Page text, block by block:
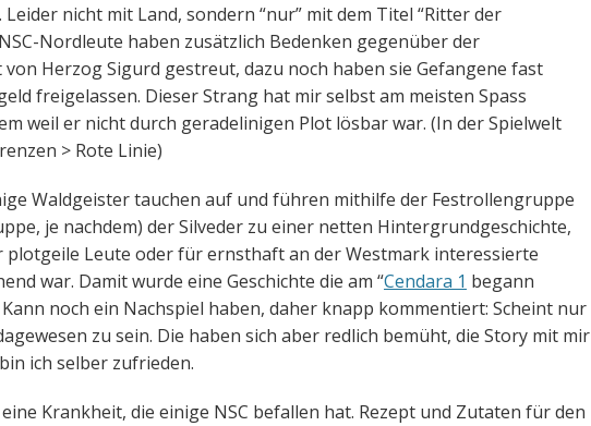
nicht mit Land, sondern “nur” mit dem Titel “Ritter der
Nordleute haben zusätzlich Bedenken gegenüber der
von Herzog Sigurd gestreut, dazu noch haben sie Gefangene fast
freigelassen. Dieser Strang hat mir selbst am meisten Spass
weil er nicht durch geradelinigen Plot lösbar war. (In der Spielwelt
> Rote Linie)
Waldgeister tauchen auf und führen mithilfe der Festrollengruppe
je nachdem) der Silveder zu einer netten Hintergrundgeschichte,
plotgeile Leute oder für ernsthaft an der Westmark interessierte
war. Damit wurde eine Geschichte die am “Cendara 1 begann
noch ein Nachspiel haben, daher knapp kommentiert: Scheint nur
zu sein. Die haben sich aber redlich bemüht, die Story mit mir
ich selber zufrieden.
Krankheit, die einige NSC befallen hat. Rezept und Zutaten für den